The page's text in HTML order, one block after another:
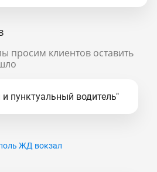
просим клиентов оставить
пунктуальный водитель"
ЖД вокзал